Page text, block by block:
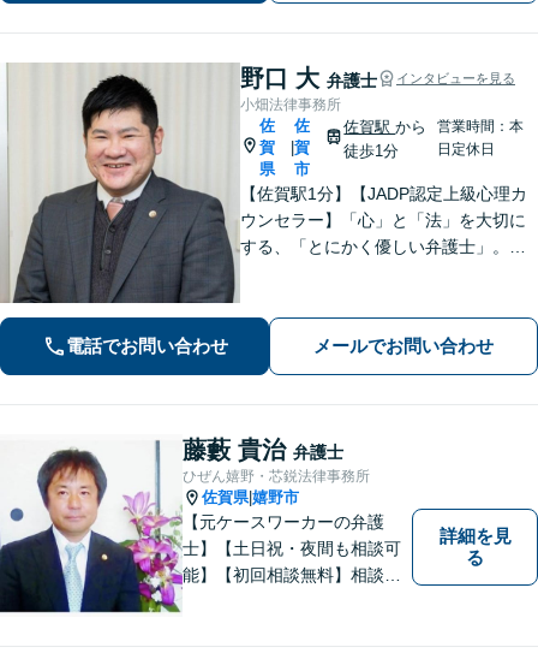
野口 大 弁護士 インタビューを見る
小畑法律事務所
佐
賀
県
|
佐
賀
市
佐賀駅から
徒歩1分
営業時間：本
日定休日
【佐賀駅1分】【JADP認定上級心理カ
ウンセラー】「心」と「法」を大切に
する、「とにかく優しい弁護士」。お
す。刑事事件／離婚問題など多数の実
績あり【完全個室】
電話でお問い合わせ メールでお問い合わせ
藤藪 貴治 弁護士
ひぜん嬉野・芯鋭法律事務所
佐賀県|嬉野市
【元ケースワーカーの弁護
士】【土日祝・夜間も相談可
能】【初回相談無料】相談者
します。相続／離婚・男女問
詳細を見
る